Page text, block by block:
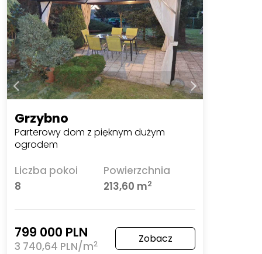
Grzybno
Parterowy dom z pięknym dużym
ogrodem
Liczba pokoi
8
Powierzchnia
213,60 m2
799 000 PLN
3 740,64 PLN/m2 Zobacz